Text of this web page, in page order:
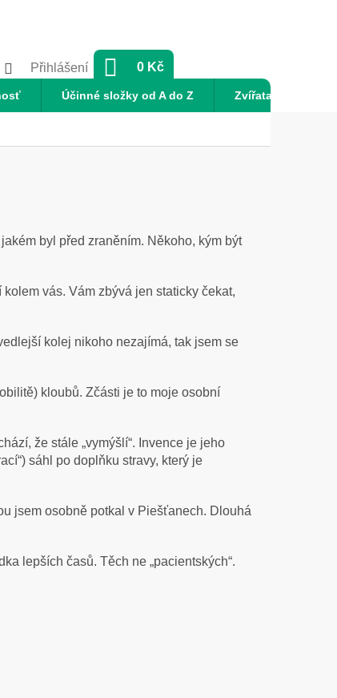
Přihlášení
NÁKUPNÍ
0 Kč
Účinné složky od A do Z Zvířata
byl před zraněním. Někoho, kým být
vás. Vám zbývá jen staticky čekat,
kolej nikoho nezajímá, tak jsem se
kloubů. Zčásti je to moje osobní
že stále „vymýšlí“. Invence je jeho
sáhl po doplňku stravy, který je
jsem osobně potkal v Piešťanech. Dlouhá
lepších časů. Těch ne „pacientských“.